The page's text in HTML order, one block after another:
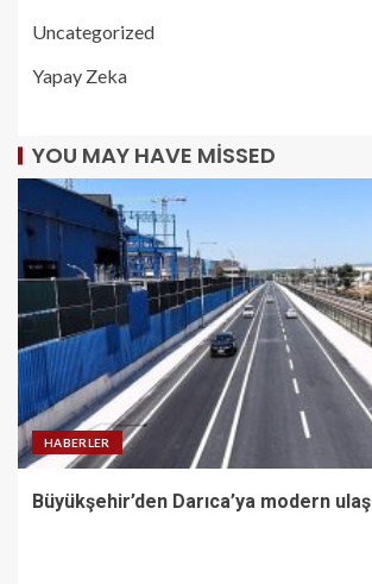
Uncategorized
Yapay Zeka
YOU MAY HAVE MISSED
HABERLER
Büyükşehir’den Darıca’ya modern